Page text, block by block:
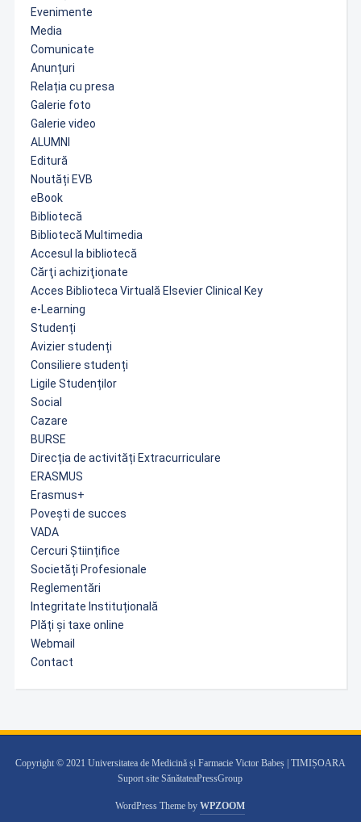
Evenimente
Media
Comunicate
Anunțuri
Relația cu presa
Galerie foto
Galerie video
ALUMNI
Editură
Noutăți EVB
eBook
Bibliotecă
Bibliotecă Multimedia
Accesul la bibliotecă
Cărţi achiziţionate
Acces Biblioteca Virtuală Elsevier Clinical Key
e-Learning
Studenți
Avizier studenți
Consiliere studenți
Ligile Studenților
Social
Cazare
BURSE
Direcția de activități Extracurriculare
ERASMUS
Erasmus+
Povești de succes
VADA
Cercuri Științifice
Societăți Profesionale
Reglementări
Integritate Instituțională
Plăți și taxe online
Webmail
Contact
Copyright © 2021 Universitatea de Medicină și Farmacie Victor Babeș | TIMIȘOARA
Suport site SănătateaPressGroup
WordPress Theme byWPZOOM